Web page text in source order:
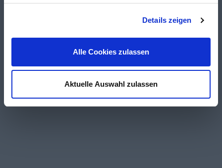
Details zeigen
Alle Cookies zulassen
Aktuelle Auswahl zulassen